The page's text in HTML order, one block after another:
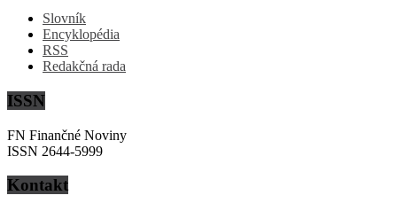
Slovník
Encyklopédia
RSS
Redakčná rada
ISSN
FN Finančné Noviny
ISSN 2644-5999
Kontakt